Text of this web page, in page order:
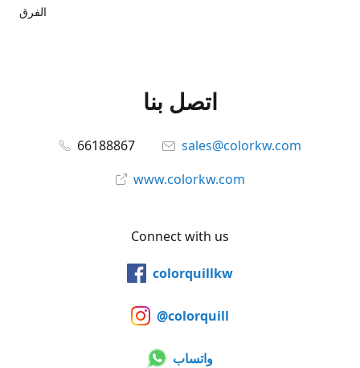
الفرق
اتصل بنا
66188867
sales@colorkw.com
www.colorkw.com
Connect with us
colorquillkw
@colorquill
واتساب